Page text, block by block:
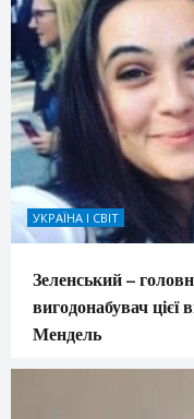
УКРАЇНА І СВІТ
Зеленський –
вигодонабувач цієї
Мендель